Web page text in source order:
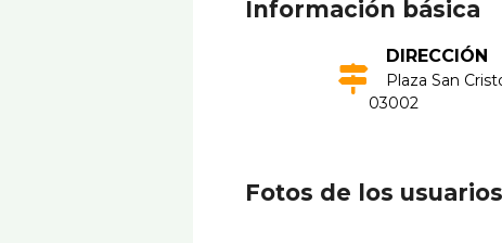
Información básica
DIRECCIÓN
Plaza San
03002
Fotos de los usuarios